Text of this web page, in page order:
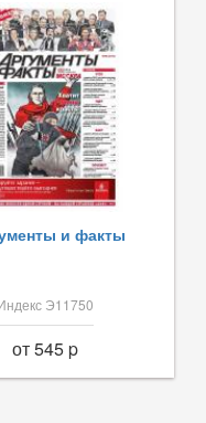
и факты
Э11750
от 545 p